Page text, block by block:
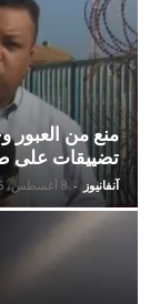
منع من
تضييقات على
آنفانيوز - 8 أغسطس، 2026